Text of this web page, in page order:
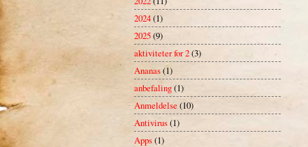
2024(1)
2025(9)
aktiviteter for 2(3)
Ananas(1)
anbefaling(1)
Anmeldelse(10)
Antivirus(1)
Apps(1)